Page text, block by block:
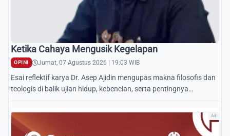
Ketika Cahaya Mengusik Kegelapan
OPINI Jumat, 07 Agustus 2026 | 19:03 WIB
Esai reflektif karya Dr. Asep Ajidin mengupas makna filosofis dan
teologis di balik ujian hidup, kebencian, serta pentingnya
Ad